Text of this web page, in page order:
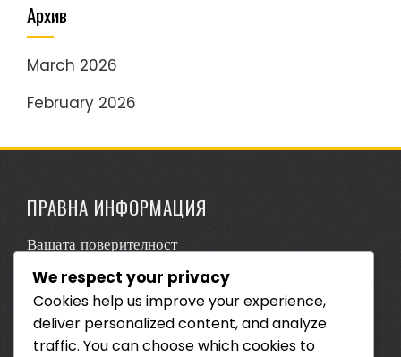
Архив
March 2026
February 2026
ПРАВНА ИНФОРМАЦИЯ
Вашата поверителност
За нас
Политика за бисквитки
Потребителско споразумение
We respect your privacy
Cookies help us improve your experience,
deliver personalized content, and analyze
traffic. You can choose which cookies to